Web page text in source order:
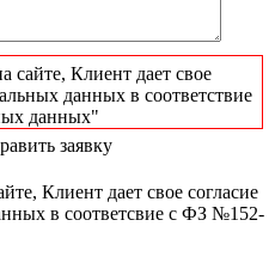
сайте, Клиент дает свое
данных в соответствие
данных"
заявку
Клиент дает свое согласие
в соответсвие с ФЗ №152-